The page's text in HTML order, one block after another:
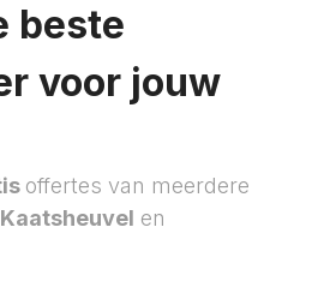
beste
voor jouw
offertes van meerdere
Kaatsheuvel en